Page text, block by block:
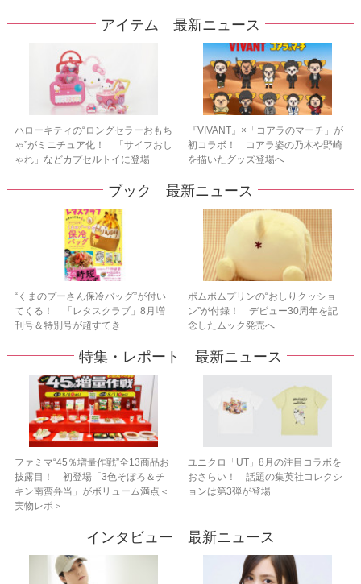
アイテム 最新ニュース
ハローキティの“ロングセラーおもち
ゃ”がミニチュア化！ 「サイフおし
ゃれ」などカプセルトイに登場
『VIVANT』×「コアラのマーチ」が
初コラボ！ コアラ姿の乃木や野崎
を描いたグッズ登場へ
ブック 最新ニュース
“くまのプーさん保冷バッグ”が付い
てくる！ 「レタスクラブ」8月増
刊号＆特別号が超すてき
ポムポムプリンの“おしりクッショ
ン”が付録！ デビュー30周年を記
念したムック発売へ
特集・レポート 最新ニュース
ファミマ“45％増量作戦”全13商品お
披露目！ 初登場「3色そぼろ＆チ
キン南蛮弁当」がボリューム満点＜
実物レポ＞
ユニクロ「UT」8月の注目コラボを
おさらい！ 話題の集英社コレクシ
ョンは第3弾が登場
インタビュー 最新ニュース